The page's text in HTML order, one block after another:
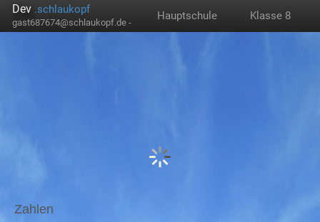
Dev .schlaukopf
gast687674@schlaukopf.de -
Hauptschule Klasse 8
Zahlen